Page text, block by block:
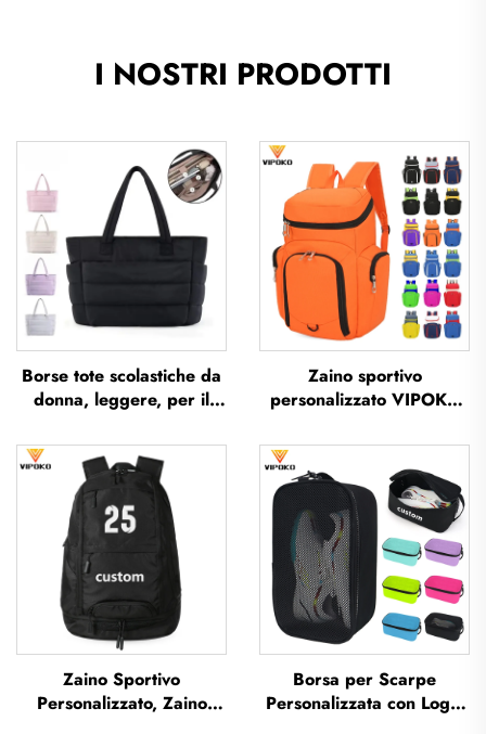
I NOSTRI PRODOTTI
Borse tote scolastiche da
donna, leggere, per il
viaggi; borsa tote
morbida da ufficio,
impermeabile, in
poliestere
Zaino sportivo
personalizzato VIPOKO
impermeabile, zaino da
basket con logo, borsa
sportiva informale per
basket, borsa da viaggio
per basket
Zaino Sportivo
Personalizzato, Zaino
Borsa per Scarpe
Personalizzata con Logo,